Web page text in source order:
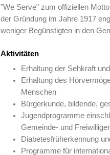
"We Serve" zum offiziellen
der Gründung im Jahre 1917
weniger Begünstigten in den
Aktivitäten
Erhaltung der Sehkraft
Erhaltung des
Menschen
Bürgerkunde, bildende,
Jugendprogramme
Gemeinde- und
Diabetesfrüherkennung
Programme für